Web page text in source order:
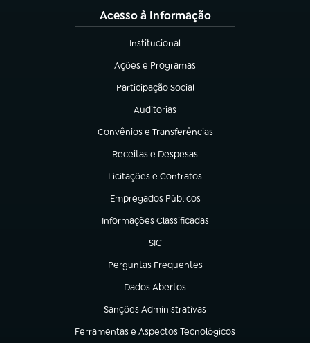
Acesso à Informação
Institucional
(abre em nova aba)
Ações e Programas
(abre em nova aba)
Participação Social
(abre em nova aba)
Auditorias
(abre em nova aba)
Convênios e Transferências
(abre em nova aba)
Receitas e Despesas
(abre em nova aba)
Licitações e Contratos
(abre em nova aba)
Empregados Públicos
(abre em nova aba)
Informações Classificadas
(abre em nova aba)
SIC
(abre em nova aba)
Perguntas Frequentes
(abre em nova aba)
Dados Abertos
(abre em nova aba)
Sanções Administrativas
(abre em nova aba)
Ferramentas e Aspectos Tecnológicos
(abre em nova aba)